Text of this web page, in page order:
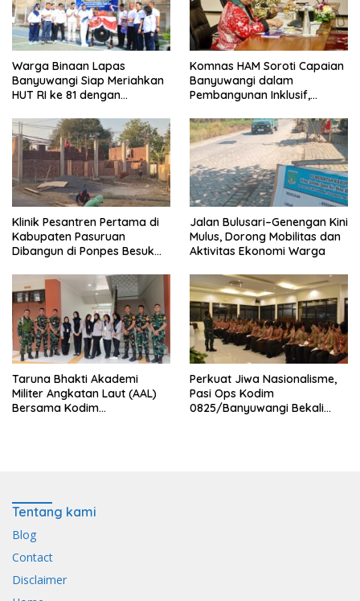
Warga Binaan Lapas
Banyuwangi Siap Meriahkan
HUT RI ke 81 dengan
Komnas HAM Soroti Capaian
Banyuwangi dalam
Pembangunan Inklusif,
Nasional
Klinik Pesantren Pertama di
Kabupaten Pasuruan
Dibangun di Ponpes Besuk
Kesehatan Santri
Jalan Bulusari–Genengan Kini
Mulus, Dorong Mobilitas dan
Aktivitas Ekonomi Warga
Taruna Bhakti Akademi
Militer Angkatan Laut (AAL)
Bersama Kodim
Perkuat Jiwa Nasionalisme,
Pasi Ops Kodim
0825/Banyuwangi Bekali
Tentang kami
Blog
Contact
Disclaimer